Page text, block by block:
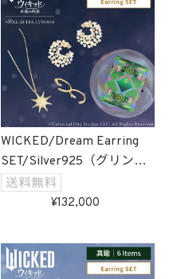
WICKED/Dream Earring
SET/Silver925（グリン
ダ）受注生産
132,000